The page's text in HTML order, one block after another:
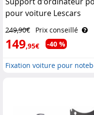
pour voiture Lescars
249,90€ Prix conseillé
149,95€ -40 %
Fixation voiture pour